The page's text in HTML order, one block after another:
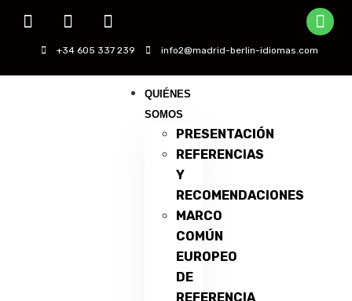
+34 605 337 239 info2@madrid-berlin-idiomas.com
QUIÉNES
SOMOS
PRESENTACIÓN
REFERENCIAS
Y
RECOMENDACIONES
MARCO
COMÚN
EUROPEO
DE
REFERENCIA